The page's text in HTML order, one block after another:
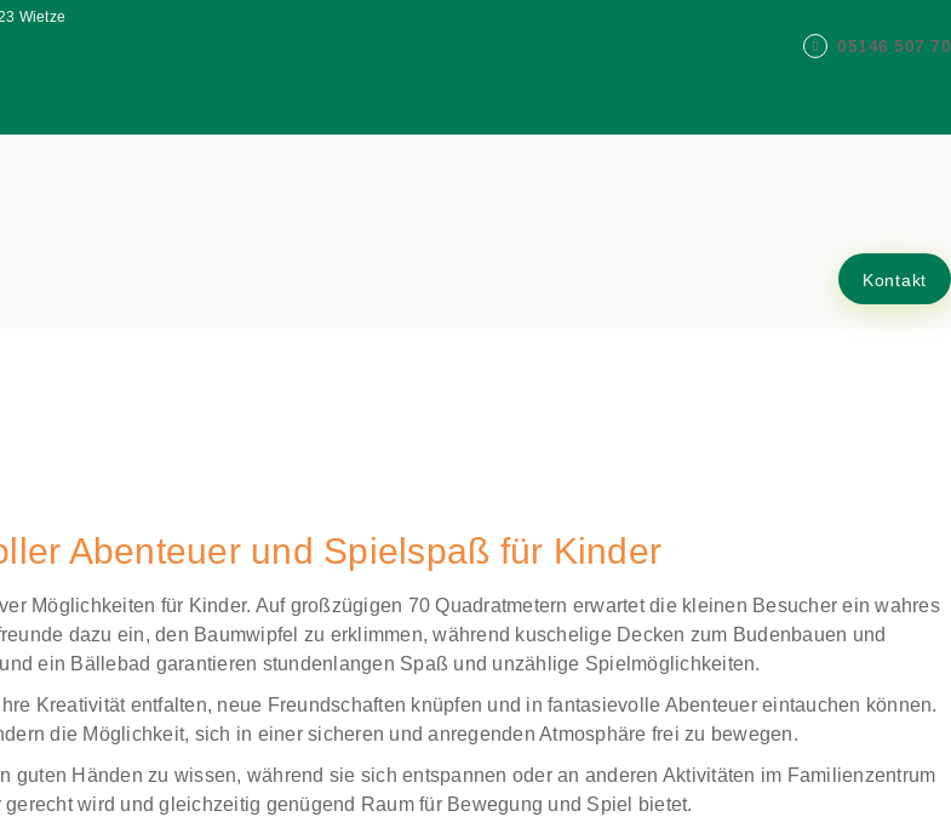
Wietze
05146 507 70
Kontakt
Abenteuer und Spielspaß für Kinder
Möglichkeiten für Kinder. Auf großzügigen 70 Quadratmetern erwartet die kleinen Besucher ein wahres
dazu ein, den Baumwipfel zu erklimmen, während kuschelige Decken zum Budenbauen und
ein Bällebad garantieren stundenlangen Spaß und unzählige Spielmöglichkeiten.
Kreativität entfalten, neue Freundschaften knüpfen und in fantasievolle Abenteuer eintauchen können.
die Möglichkeit, sich in einer sicheren und anregenden Atmosphäre frei zu bewegen.
Händen zu wissen, während sie sich entspannen oder an anderen Aktivitäten im Familienzentrum
wird und gleichzeitig genügend Raum für Bewegung und Spiel bietet.